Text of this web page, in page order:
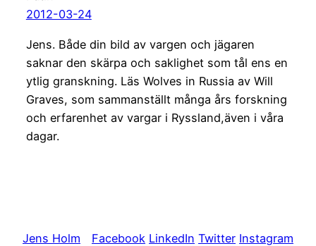
2012-03-24
Jens. Både din bild av vargen och jägaren
saknar den skärpa och saklighet som tål ens en
ytlig granskning. Läs Wolves in Russia av Will
Graves, som sammanställt många års forskning
och erfarenhet av vargar i Ryssland,även i våra
dagar.
Jens Holm Facebook LinkedIn Twitter Instagram